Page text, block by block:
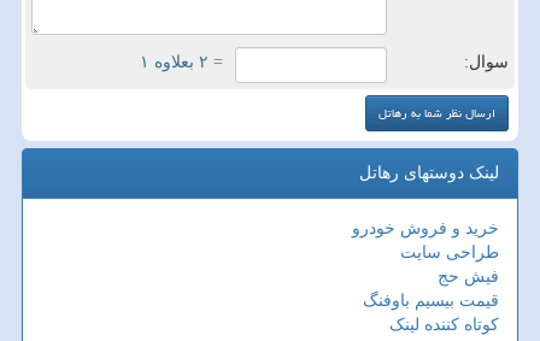
سوال: = ۲ بعلاوه ۱
لینک دوستهای رهاتل
خرید و فروش خودرو
طراحی سایت
فیش حج
قیمت بیسیم باوفنگ
کوتاه کننده لینک